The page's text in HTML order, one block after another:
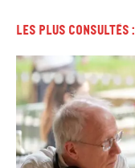
Les plus consultés :